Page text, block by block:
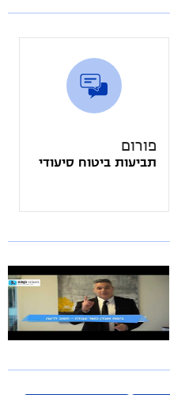
פורום
תביעות ביטוח סיעודי
עו"ד צבי פרדיס
ביטוח אובדן כושר עבודה: חשוב לדעת